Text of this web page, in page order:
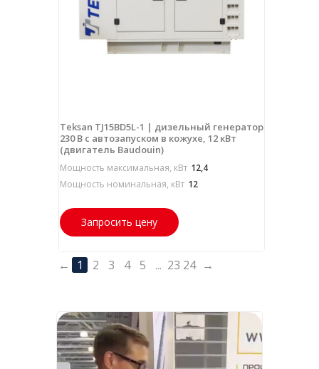
Teksan TJ15BD5L-1 | дизельный генератор
230 В с автозапуском в кожухе, 12 кВт
(двигатель Baudouin)
Мощность максимальная, кВт 12,4
Мощность номинальная, кВт 12
Запросить цену
← 1 2 3 4 5 ... 23 24 →